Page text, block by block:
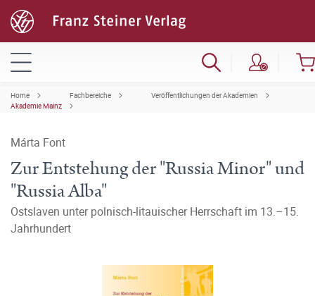
Home Fachbereiche
Veröffentlichungen der Akademien
Akademie Mainz
Márta Font
Zur Entstehung der "Russia Minor" und
"Russia Alba"
Ostslaven unter polnisch-litauischer Herrschaft im 13.–15.
Jahrhundert